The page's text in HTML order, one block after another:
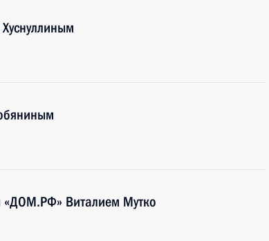
«ДОМ.РФ» Виталием Мутко